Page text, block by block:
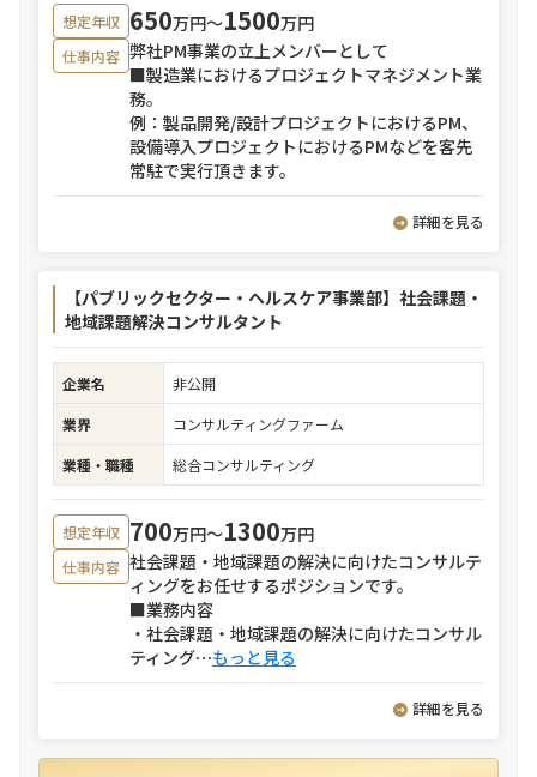
想定年収 650万円〜1500万円
仕事内容 弊社PM事業の立上メンバーとして
■製造業におけるプロジェクトマネジメント業
務。
例：製品開発/設計プロジェクトにおけるPM、
設備導入プロジェクトにおけるPMなどを客先
常駐で実行頂きます。
詳細を見る
【パブリックセクター・ヘルスケア事業部】社会課題・
地域課題解決コンサルタント
企業名
非公開
業界
コンサルティングファーム
業種・職種
総合コンサルティング
想定年収 700万円〜1300万円
仕事内容 社会課題・地域課題の解決に向けたコンサルテ
ィングをお任せするポジションです。
■業務内容
・社会課題・地域課題の解決に向けたコンサル
ティング⋯もっと見る
詳細を見る